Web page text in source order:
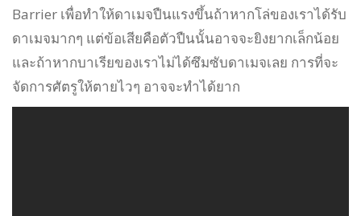
Barrier เพื่อทำให้ดาเมจปืนแรงขึ้นถ้าหากโล่ของเราได้รับ
ดาเมจมากๆ แต่ข้อเสียคือตัวปืนนั้นอาจจะยิงยากเล็กน้อย
และถ้าหากบาเรียของเราไม่ได้ซึมซับดาเมจเลย การที่จะ
จัดการศัตรูให้ตายไวๆ อาจจะทำได้ยาก